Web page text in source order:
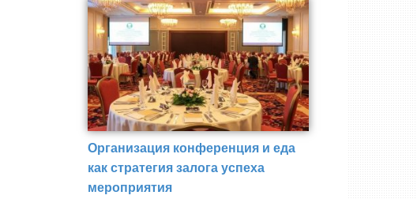
Организация конференция и еда
как стратегия залога успеха
мероприятия